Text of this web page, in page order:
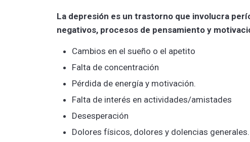
La depresión es un trastorno que involucra
negativos, procesos de pensamiento y
Cambios en el sueño o el apetito
Falta de concentración
Pérdida de energía y motivación.
Falta de interés en actividades/amistades
Desesperación
Dolores físicos, dolores y dolencias generales.